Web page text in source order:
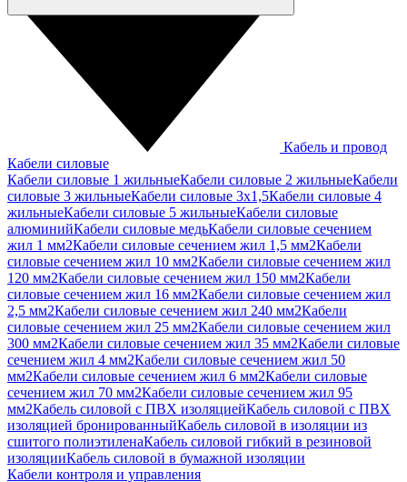
Кабель и провод
Кабели силовые
Кабели силовые 1 жильныеКабели силовые 2 жильныеКабели
силовые 3 жильныеКабели силовые 3х1,5Кабели силовые 4
жильныеКабели силовые 5 жильныеКабели силовые
алюминийКабели силовые медьКабели силовые сечением
жил 1 мм2Кабели силовые сечением жил 1,5 мм2Кабели
силовые сечением жил 10 мм2Кабели силовые сечением жил
120 мм2Кабели силовые сечением жил 150 мм2Кабели
силовые сечением жил 16 мм2Кабели силовые сечением жил
2,5 мм2Кабели силовые сечением жил 240 мм2Кабели
силовые сечением жил 25 мм2Кабели силовые сечением жил
300 мм2Кабели силовые сечением жил 35 мм2Кабели силовые
сечением жил 4 мм2Кабели силовые сечением жил 50
мм2Кабели силовые сечением жил 6 мм2Кабели силовые
сечением жил 70 мм2Кабели силовые сечением жил 95
мм2Кабель силовой с ПВХ изоляциейКабель силовой с ПВХ
изоляцией бронированныйКабель силовой в изоляции из
сшитого полиэтиленаКабель силовой гибкий в резиновой
изоляцииКабель силовой в бумажной изоляции
Кабели контроля и управления